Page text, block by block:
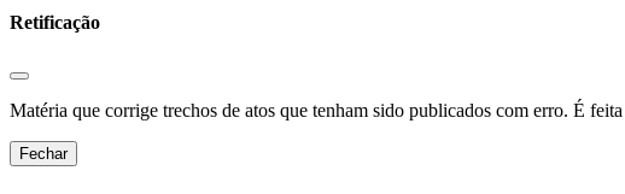
Retificação
Matéria que corrige trechos de atos que tenham sido publicados com erro. É
Fechar